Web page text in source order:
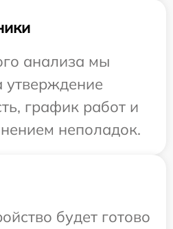
анализа мы
утверждение
график работ и
неполадок.
будет готово